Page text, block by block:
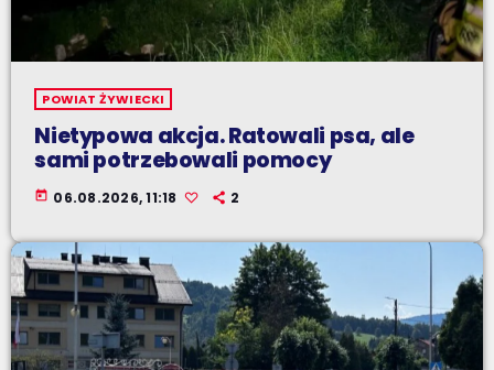
POWIAT ŻYWIECKI
Nietypowa akcja. Ratowali psa, ale
sami potrzebowali pomocy
today 06.08.2026, 11:18 2